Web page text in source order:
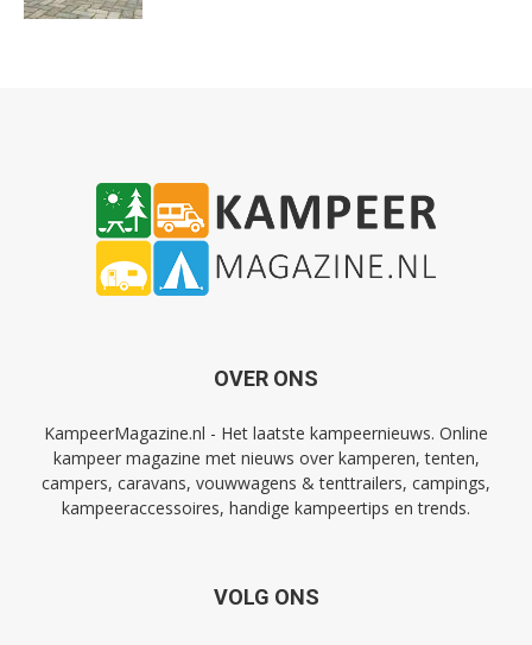
OVER ONS
KampeerMagazine.nl - Het laatste kampeernieuws. Online
kampeer magazine met nieuws over kamperen, tenten,
campers, caravans, vouwwagens & tenttrailers, campings,
kampeeraccessoires, handige kampeertips en trends.
VOLG ONS